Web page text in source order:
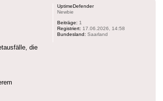
UptimeDefender
Newbie
Beiträge: 1
Registriert: 17.06.2026, 14:58
Bundesland: Saarland
die